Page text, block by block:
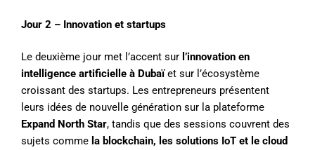
Jour 2 – Innovation et startups
Le deuxième jour met l’accent sur l’innovation en
intelligence artificielle à Dubaïet sur l’écosystème
croissant des startups. Les entrepreneurs présentent
leurs idées de nouvelle génération sur la plateforme
Expand North Star, tandis que des sessions couvrent des
sujets comme la blockchain, les solutions IoT et le cloud